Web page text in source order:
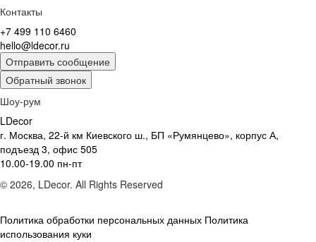
Контакты
+7 499 110 6460
hello@ldecor.ru
Отправить сообщение
Обратный звонок
Шоу-рум
LDecor
г. Москва, 22-й км Киевского ш., БП «Румянцево», корпус А,
подъезд 3, офис 505
10.00-19.00 пн-пт
© 2026, LDecor. All Rights Reserved
Политика обработки персональных данных Политика
использования куки